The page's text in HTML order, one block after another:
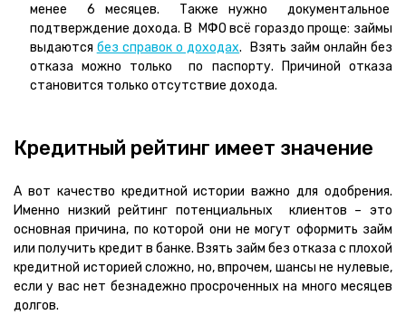
менее 6 месяцев. Также нужно документальное
подтверждение дохода. В МФО всё гораздо проще: займы
выдаются без справок о доходах. Взять займ онлайн без
отказа можно только по паспорту. Причиной отказа
становится только отсутствие дохода.
Кредитный рейтинг имеет значение
А вот качество кредитной истории важно для одобрения.
Именно низкий рейтинг потенциальных клиентов – это
основная причина, по которой они не могут оформить займ
или получить кредит в банке. Взять займ без отказа с плохой
кредитной историей сложно, но, впрочем, шансы не нулевые,
если у вас нет безнадежно просроченных на много месяцев
долгов.